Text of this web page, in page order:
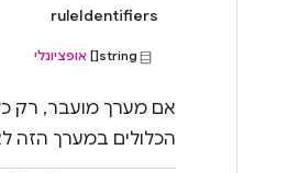
ruleIdentifiers
string[] אופציונלי
אם מערך מועבר, רק
הכלולים במערך הזה